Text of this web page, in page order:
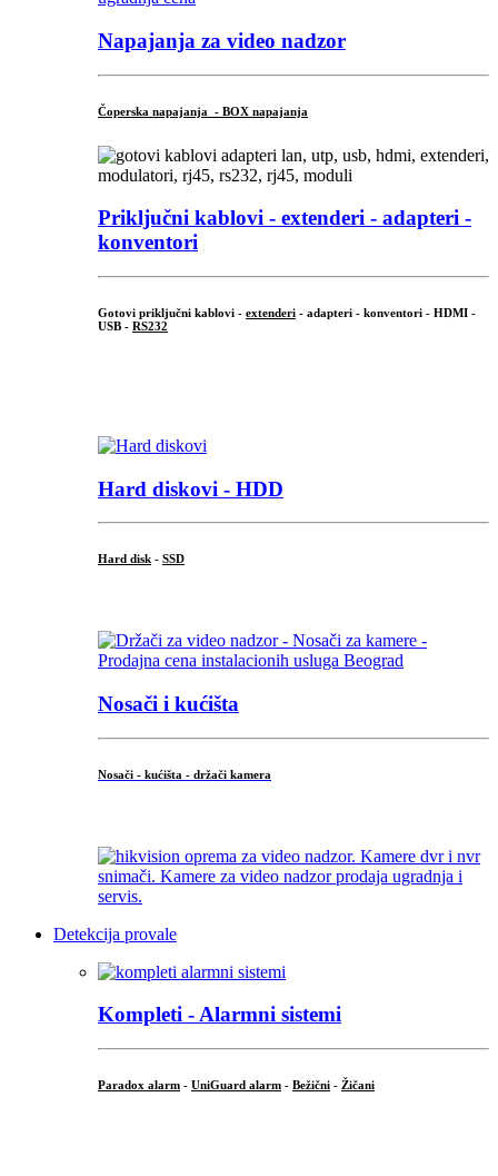
Napajanja za video nadzor
Čoperska napajanja - BOX napajanja
Priključni kablovi - extenderi - adapteri -
konventori
Gotovi priključni kablovi - extenderi - adapteri - konventori - HDMI -
USB - RS232
Hard diskovi - HDD
Hard disk - SSD
Nosači i kućišta
Nosači - kućišta - držači kamera
Detekcija provale
Kompleti - Alarmni sistemi
Paradox alarm - UniGuard alarm - Bežični - Žičani